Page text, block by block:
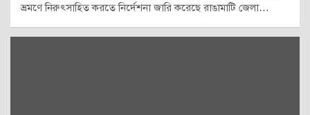
ভ্রমণে নিরুৎসাহিত করতে নির্দেশনা জারি করেছে রাঙামাটি জেলা…